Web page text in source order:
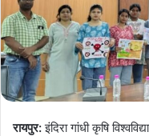
रायपुर:इंदिरा गांधी कृषि